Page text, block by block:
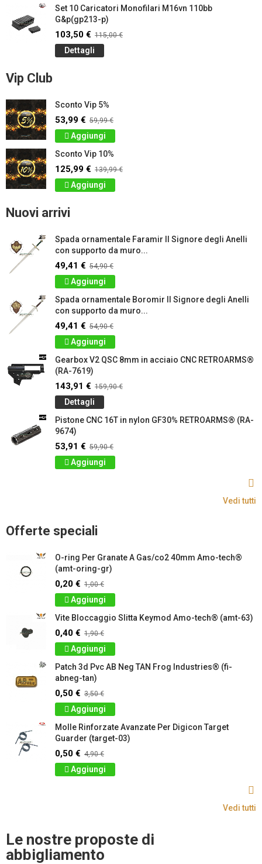
Set 10 Caricatori Monofilari M16vn 110bb
G&p(gp213-p)
103,50 € 115,00 €
Dettagli
Vip Club
Sconto Vip 5%
53,99 € 59,99 €
Aggiungi
Sconto Vip 10%
125,99 € 139,99 €
Aggiungi
Nuovi arrivi
Spada ornamentale Faramir Il Signore degli Anelli
con supporto da muro...
49,41 € 54,90 €
Aggiungi
Spada ornamentale Boromir Il Signore degli Anelli
con supporto da muro...
49,41 € 54,90 €
Aggiungi
Gearbox V2 QSC 8mm in acciaio CNC RETROARMS®
(RA-7619)
143,91 € 159,90 €
Dettagli
Pistone CNC 16T in nylon GF30% RETROARMS® (RA-
9674)
53,91 € 59,90 €
Aggiungi
Vedi tutti
Offerte speciali
O-ring Per Granate A Gas/co2 40mm Amo-tech®
(amt-oring-gr)
0,20 € 1,00 €
Aggiungi
Vite Bloccaggio Slitta Keymod Amo-tech® (amt-63)
0,40 € 1,90 €
Aggiungi
Patch 3d Pvc AB Neg TAN Frog Industries® (fi-
abneg-tan)
0,50 € 3,50 €
Aggiungi
Molle Rinforzate Avanzate Per Digicon Target
Guarder (target-03)
0,50 € 4,90 €
Aggiungi
Vedi tutti
Le nostre proposte di
abbigliamento